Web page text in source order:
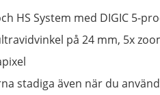
HS System med DIGIC 5-
på 24 mm, 5x
stadiga även när du